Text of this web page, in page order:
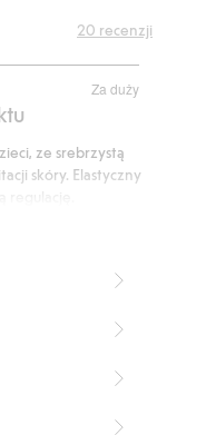
Za duży
20 recenzji
ze srebrzystą
skóry. Elastyczny
odzysku.